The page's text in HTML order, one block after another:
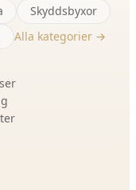
Skyddsbyxor
Alla kategorier →